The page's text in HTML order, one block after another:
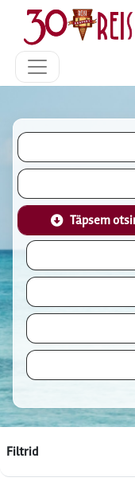
Täpsem
Filtrid